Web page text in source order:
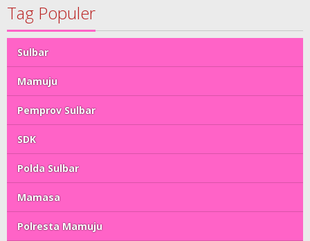
Tag Populer
Sulbar
Mamuju
Pemprov Sulbar
SDK
Polda Sulbar
Mamasa
Polresta Mamuju